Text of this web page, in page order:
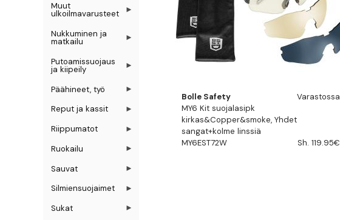
Bolle Safety
Varastossa
MY6 Kit suojalasipk
kirkas&Copper&smoke, Yhdet
sangat+kolme linssiä
MY6EST72W
Sh. 119.95€
Muut
ulkoilmavarusteet
Nukkuminen ja
matkailu
Putoamissuojaus
ja kiipeily
Päähineet, työ
Reput ja kassit
Riippumatot
Ruokailu
Sauvat
Silmiensuojaimet
Sukat